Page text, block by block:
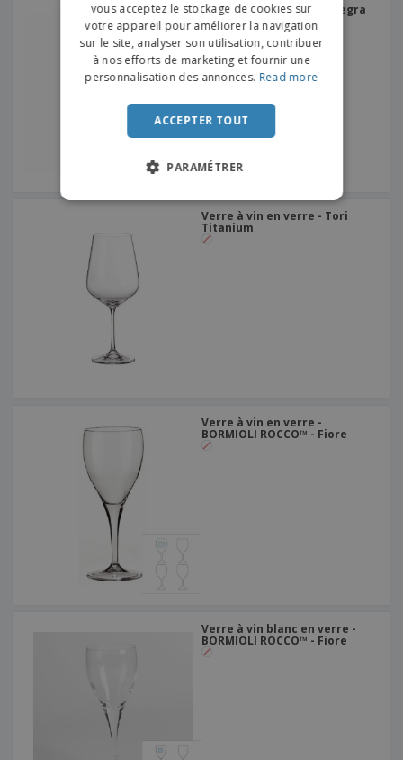
Verre à vin en verre - Allegra
Verre à vin en verre - Tori
Titanium
Verre à vin en verre -
BORMIOLI ROCCO™ - Fiore
Verre à vin blanc en verre -
BORMIOLI ROCCO™ - Fiore
DUTCH
PORTUGUESE
SPANISH
ITALIAN
vous acceptez le stockage de cookies sur
votre appareil pour améliorer la navigation
sur le site, analyser son utilisation, contribuer
à nos efforts de marketing et fournir une
personnalisation des annonces. Read more
ACCEPTER TOUT
PARAMÉTRER